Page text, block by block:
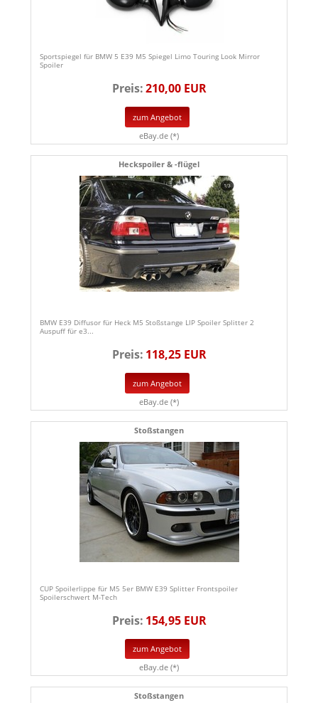
Sportspiegel für BMW 5 E39 M5 Spiegel Limo Touring Look Mirror
Spoiler
Preis:210,00 EUR
zum Angebot
eBay.de (*)
Heckspoiler & -flügel
BMW E39 Diffusor für Heck M5 Stoßstange LIP Spoiler Splitter 2
Auspuff für e3...
Preis: 118,25 EUR
zum Angebot
eBay.de (*)
Stoßstangen
CUP Spoilerlippe für M5 5er BMW E39 Splitter Frontspoiler
Spoilerschwert M-Tech
Preis: 154,95 EUR
zum Angebot
eBay.de (*)
Stoßstangen